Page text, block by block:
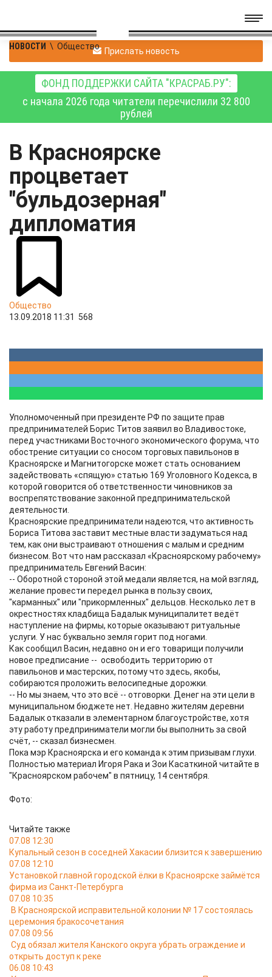
НОВОСТИ \ Общество Прислать новость
ФОНД ПОДДЕРЖКИ САЙТА "КРАСРАБ.РУ":
с начала 2026 года читатели перечислили 32 800
рублей
В Красноярске
процветает
"бульдозерная"
дипломатия
Общество
13.09.2018 11:31
568
Уполномоченный при президенте РФ по защите прав
предпринимателей Борис Титов заявил во Владивостоке,
перед участниками Восточного экономического форума, что
обострение ситуации со сносом торговых павильонов в
Красноярске и Магнитогорске может стать основанием
задействовать «спящую» статью 169 Уголовного Кодекса, в
которой говорится об ответственности чиновников за
воспрепятствование законной предпринимательской
деятельности.
Красноярские предприниматели надеются, что активность
Бориса Титова заставит местные власти задуматься над
тем, как они выстраивают отношения с малым и средним
бизнесом. Вот что нам рассказал «Красноярскому рабочему»
предприниматель Евгений Васин:
-- Оборотной стороной этой медали является, на мой взгляд,
желание провести передел рынка в пользу своих,
"карманных" или "прикормленных" дельцов. Несколько лет в
окрестностях кладбища Бадалык муниципалитет ведёт
наступление на фирмы, которые оказывают ритуальные
услуги. У нас буквально земля горит под ногами.
Как сообщил Васин, недавно он и его товарищи получили
новое предписание -- освободить территорию от
павильонов и мастерских, потому что здесь, якобы,
собираются проложить велосипедные дорожки.
-- Но мы знаем, что это всё -- отговорки. Денег на эти цели в
муниципальном бюджете нет. Недавно жителям деревни
Бадалык отказали в элементарном благоустройстве, хотя
эту работу предприниматели могли бы выполнить за свой
счёт, -- сказал бизнесмен.
Пока мэр Красноярска и его команда к этим призывам глухи.
Полностью материал Игоря Рака и Зои Касаткиной читайте в
"Красноярском рабочем" в пятницу, 14 сентября.
Фото:
Читайте также
07.08 12:30
Купальный сезон в соседней Хакасии близится к завершению
07.08 12:10
Установкой главной городской ёлки в Красноярске займётся
фирма из Санкт-Петербурга
07.08 10:35
В Красноярской исправительной колонии № 17 состоялась
церемония бракосочетания
07.08 09:56
Суд обязал жителя Канского округа убрать ограждение и
открыть доступ к реке
06.08 10:43